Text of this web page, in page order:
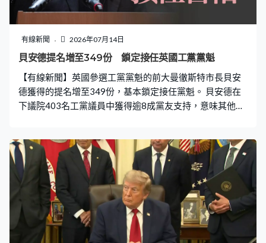
有線新聞 2026年07月14日
貝安德提名增至349份 鎖定接任英國工黨黨魁
【有線新聞】英國參選工黨黨魁的前大曼徹斯特市長貝安
德獲得的提名增至349份，基本鎖定接任黨魁。 貝安德在
下議院403名工黨議員中獲得逾8成黨友支持，意味其他黨
最快周五召開工黨特別大會宣布他成為新黨魁，之後接任
首相。 貝安德出席黨內競選活動時表示接任後會吸納黨內
不同派系的人加入內閣，又指首要推動權力下放，促進英
國經濟增長，解決生活成本上漲等問題。